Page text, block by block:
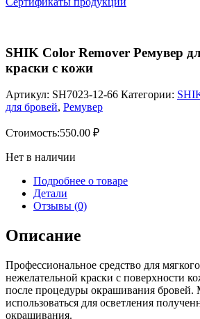
SHIK Color Remover Ремувер
краски с кожи
Артикул: SH7023-12-66 Категории:
для бровей, Ремувер
Стоимость:550.00 ₽
Нет в наличии
Подробнее о товаре
Детали
Отзывы (0)
Описание
Профессиональное средство для
нежелательной краски с поверхности
после процедуры окрашивания бровей.
использоваться для осветления
окрашивания.